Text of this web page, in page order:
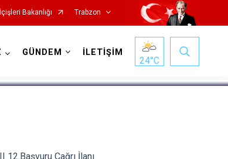
İçişleri Bakanlığı Trabzon
GÜNDEM İLETİŞİM
24°C
12.Başvuru Çağrı İlanı